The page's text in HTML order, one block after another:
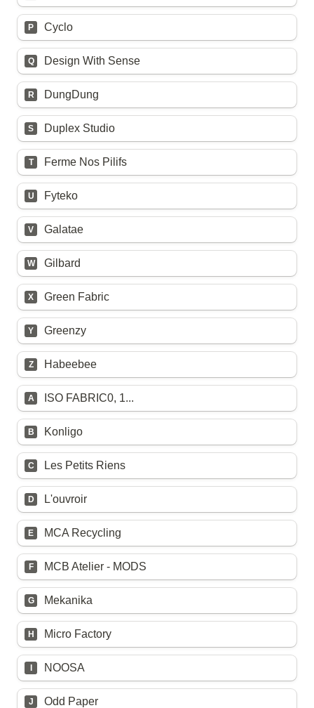
P Cyclo
Q Design With Sense
R DungDung
S Duplex Studio
T Ferme Nos Pilifs
U Fyteko
V Galatae
W Gilbard
X Green Fabric
Y Greenzy
Z Habeebee
A ISO FABRIC0, 1...
B Konligo
C Les Petits Riens
D L'ouvroir
E MCA Recycling
F MCB Atelier - MODS
G Mekanika
H Micro Factory
NOOSA
J Odd Paper